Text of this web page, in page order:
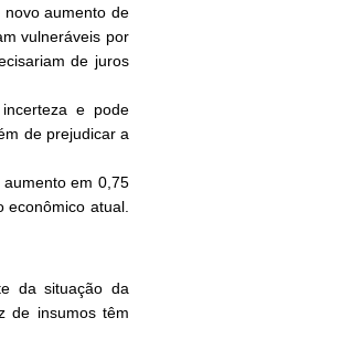
novo aumento de
vulneráveis por
de juros
e pode
de prejudicar a
em 0,75
atual.
da situação da
de insumos têm